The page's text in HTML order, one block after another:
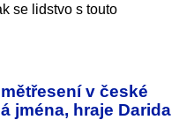
se lidstvo s touto
v české
jména, hraje Darida